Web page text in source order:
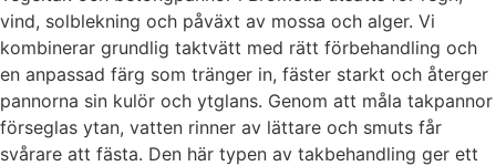
vind, solblekning och påväxt av mossa och alger. Vi
kombinerar grundlig taktvätt med rätt förbehandling och
en anpassad färg som tränger in, fäster starkt och återger
pannorna sin kulör och ytglans. Genom att måla takpannor
förseglas ytan, vatten rinner av lättare och smuts får
svårare att fästa. Den här typen av takbehandling ger ett